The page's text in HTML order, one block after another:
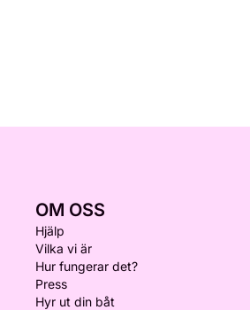
OM OSS
Hjälp
Vilka vi är
Hur fungerar det?
Press
Hyr ut din båt